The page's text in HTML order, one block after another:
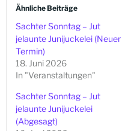
Ähnliche Beiträge
Sachter Sonntag – Jut
jelaunte Junijuckelei (Neuer
Termin)
18. Juni 2026
In "Veranstaltungen"
Sachter Sonntag – Jut
jelaunte Junijuckelei
(Abgesagt)